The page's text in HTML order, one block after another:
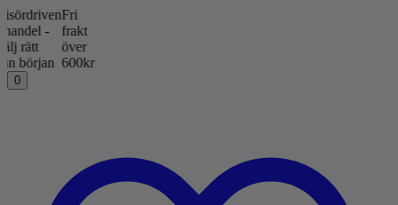
-
Fri
frakt
över
600kr
0